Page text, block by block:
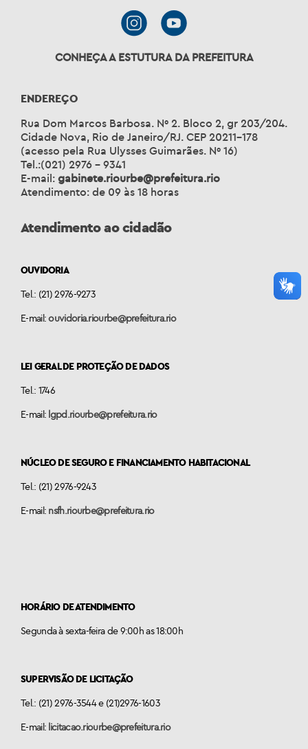
CONHEÇA A ESTUTURA DA PREFEITURA
ENDEREÇO
Rua Dom Marcos Barbosa. Nº 2. Bloco 2, gr 203/204.
Cidade Nova, Rio de Janeiro/RJ. CEP 20211-178
(acesso pela Rua Ulysses Guimarães. Nº 16)
Tel.:(021) 2976 – 9341
E-mail: gabinete.riourbe@prefeitura.rio
Atendimento: de 09 às 18 horas
Atendimento ao cidadão
OUVIDORIA
Tel.: (21) 2976-9273
E-mail:ouvidoria.riourbe@prefeitura.rio
LEI GERAL DE PROTEÇÃO DE DADOS
Tel.: 1746
E-mail: lgpd.riourbe@prefeitura.rio
NÚCLEO DE SEGURO E FINANCIAMENTO HABITACIONAL
Tel.: (21) 2976-9243
E-mail: nsfh.riourbe@prefeitura.rio
HORÁRIO DE ATENDIMENTO
Segunda à sexta-feira de 9:00h as 18:00h
SUPERVISÃO DE LICITAÇÃO
Tel.: (21) 2976-3544 e (21)2976-1603
E-mail: licitacao.riourbe@prefeitura.rio